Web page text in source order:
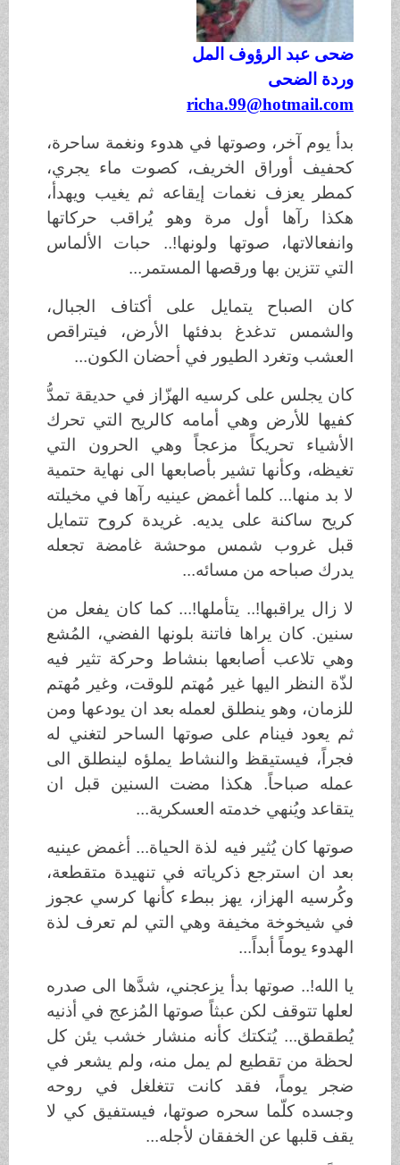
ضحى عبد الرؤوف المل
وردة الضحى
richa.99@hotmail.com
بدأ يوم آخر، وصوتها في هدوء ونغمة ساحرة،
كحفيف أوراق الخريف، كصوت ماء يجري،
كمطر يعزف نغمات إيقاعه ثم يغيب ويهدأ،
هكذا رآها أول مرة وهو يُراقب حركاتها
وانفعالاتها، صوتها ولونها!.. حبات الألماس
التي تتزين بها ورقصها المستمر...
كان الصباح يتمايل على أكتاف الجبال،
والشمس تدغدغ بدفئها الأرض، فيتراقص
العشب وتغرد الطيور في أحضان الكون...
كان يجلس على كرسيه الهزّاز في حديقة تمدُّ
كفيها للأرض وهي أمامه كالريح التي تحرك
الأشياء تحريكاً مزعجاً وهي الحرون التي
تغيظه، وكأنها تشير بأصابعها الى نهاية حتمية
لا بد منها... كلما أغمض عينيه رآها في مخيلته
كريح ساكنة على يديه. غريدة كروح تتمايل
قبل غروب شمس موحشة غامضة تجعله
يدرك صباحه من مسائه...
لا زال يراقبها!.. يتأملها!... كما كان يفعل من
سنين. كان يراها فاتنة بلونها الفضي، المُشع
وهي تلاعب أصابعها بنشاط وحركة تثير فيه
لذّة النظر اليها غير مُهتم للوقت، وغير مُهتم
للزمان، وهو ينطلق لعمله بعد ان يودعها ومن
ثم يعود فينام على صوتها الساحر لتغني له
فجراً، فيستيقظ والنشاط يملؤه لينطلق الى
عمله صباحاً. هكذا مضت السنين قبل ان
يتقاعد ويُنهي خدمته العسكرية...
صوتها كان يُثير فيه لذة الحياة... أغمض عينيه
بعد ان استرجع ذكرياته في تنهيدة متقطعة،
وكُرسيه الهزاز، يهز ببطء كأنها كرسي عجوز
في شيخوخة مخيفة وهي التي لم تعرف لذة
الهدوء يوماً أبداً...
يا الله!.. صوتها بدأ يزعجني، شدَّها الى صدره
لعلها تتوقف لكن عبثاً صوتها المُزعج في أذنيه
يُطقطق... يُتكتك كأنه منشار خشب يئن كل
لحظة من تقطيع لم يمل منه، ولم يشعر في
ضجر يوماً، فقد كانت تتغلغل في روحه
وجسده كلّما سحره صوتها، فيستفيق كي لا
يقف قلبها عن الخفقان لأجله...